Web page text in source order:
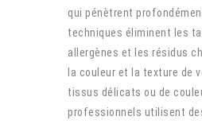
qui pénètrent
techniques éliminent les
allergènes et les résidus
la couleur et la texture de
tissus délicats ou de
professionnels utilisent